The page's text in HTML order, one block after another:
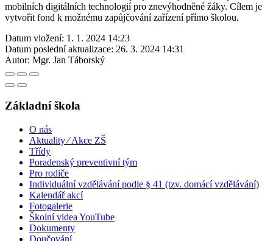
mobilních digitálních technologií pro znevýhodněné žáky. Cílem je
vytvořit fond k možnému zapůjčování zařízení přímo školou.
Datum vložení: 1. 1. 2024 14:23
Datum poslední aktualizace: 26. 3. 2024 14:31
Autor: Mgr. Jan Táborský
Základní škola
O nás
Aktuality ⁄ Akce ZŠ
Třídy
Poradenský preventivní tým
Pro rodiče
Individuální vzdělávání podle § 41 (tzv. domácí vzdělávání)
Kalendář akcí
Fotogalerie
Školní videa YouTube
Dokumenty
Doučování